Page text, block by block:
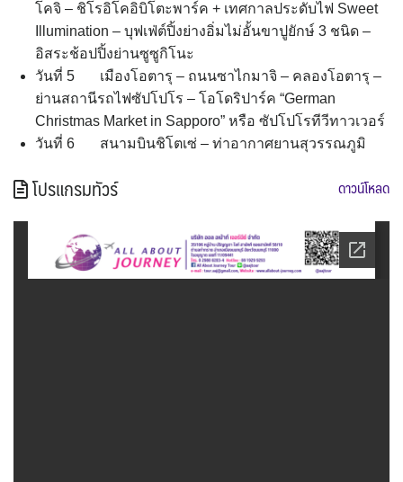
โคจิ – ชิโรอิโคอิบิโตะพาร์ค + เทศกาลประดับไฟ Sweet
Illumination – บุฟเฟ่ต์ปิ้งย่างอิ่มไม่อั้นขาปูยักษ์ 3 ชนิด –
อิสระช้อปปิ้งย่านซูซูกิโนะ
วันที่ 5 เมืองโอตารุ – ถนนซาไกมาจิ – คลองโอตารุ –
ย่านสถานีรถไฟซัปโปโร – โอโดริปาร์ค “German
Christmas Market in Sapporo” หรือ ซัปโปโรทีวีทาวเวอร์
วันที่ 6 สนามบินชิโตเซ่ – ท่าอากาศยานสุวรรณภูมิ
โปรแกรมทัวร์ ดาวน์โหลด